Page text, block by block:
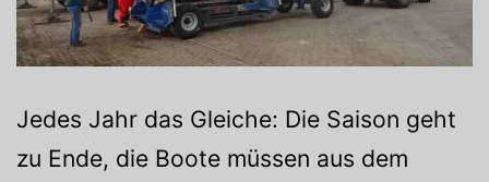
Jedes Jahr das Gleiche: Die Saison geht
zu Ende, die Boote müssen aus dem